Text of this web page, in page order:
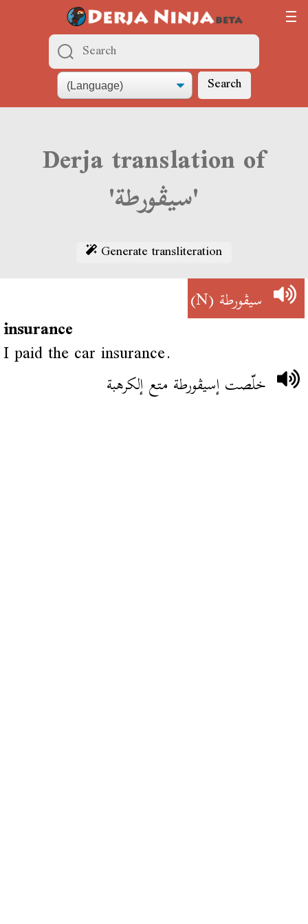
Search
Derja translation of
'سيڨورطة'
Generate transliteration
سيڨورطة(N)
insurance
I paid the car insurance.
خلّصت إسيڨورطة متع إلكرهبة